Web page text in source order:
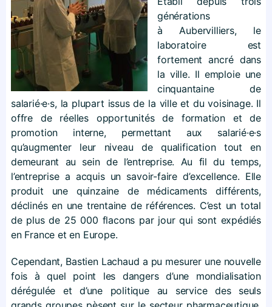
générations
à Aubervilliers, le
laboratoire est
fortement ancré dans
la ville. Il emploie une
cinquantaine de
salarié·e·s, la plupart issus de la ville et du voisinage. Il
offre de réelles opportunités de formation et de
promotion interne, permettant aux salarié·e·s
qu’augmenter leur niveau de qualification tout en
demeurant au sein de l’entreprise. Au fil du temps,
l’entreprise a acquis un savoir-faire d’excellence. Elle
produit une quinzaine de médicaments différents,
déclinés en une trentaine de références. C’est un total
de plus de 25 000 flacons par jour qui sont expédiés
en France et en Europe.
Cependant, Bastien Lachaud a pu mesurer une nouvelle
fois à quel point les dangers d’une mondialisation
dérégulée et d’une politique au service des seuls